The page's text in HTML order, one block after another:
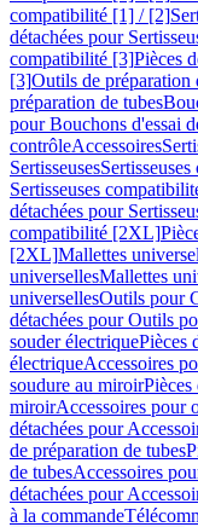
compatibilité [1] / [2]
détachées pour
compatibilité [3]Pièces
[3]Outils de préparation
préparation de tubes
pour Bouchons d'essai
contrôleAccessoires
Sertisseuses
Sertisseuses
détachées pour
compatibilité [2XL]
[2XL]Mallettes
universellesMallettes
universellesOutils pour
détachées pour Outils
souder électriquePièces
électriqueAccessoires
soudure au miroir
miroirAccessoires pour
détachées pour
de préparation de tubes
de tubesAccessoires
détachées pour
à la commande